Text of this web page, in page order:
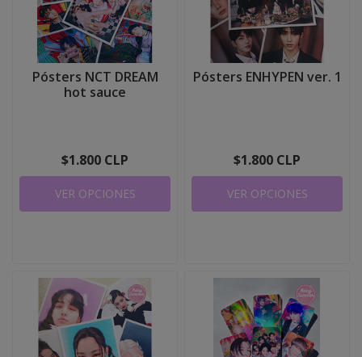
Pósters NCT DREAM
hot sauce
$1.800 CLP
VER OPCIONES
Pósters ENHYPEN ver. 1
$1.800 CLP
VER OPCIONES